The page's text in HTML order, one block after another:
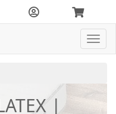
|